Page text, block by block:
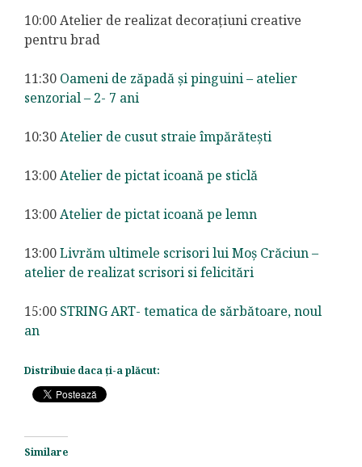
10:00 Atelier de realizat decorațiuni creative
pentru brad
11:30 Oameni de zăpadă și pinguini – atelier
senzorial – 2- 7 ani
10:30Atelier de cusut straie împărătești
13:00Atelier de pictat icoană pe sticlă
13:00Atelier de pictat icoană pe lemn
13:00Livrăm ultimele scrisori lui Moș Crăciun –
atelier de realizat scrisori si felicitări
15:00 STRING ART- tematica de sărbătoare, noul
an
Distribuie daca ți-a plăcut:
Similare